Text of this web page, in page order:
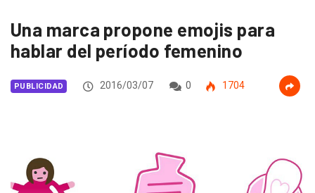
Una marca propone emojis para
hablar del período femenino
PUBLICIDAD 2016/03/07 0 1704